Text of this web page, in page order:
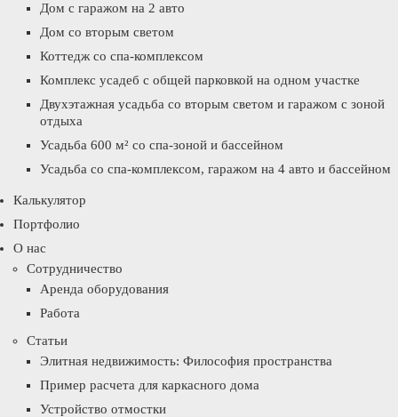
Дом с гаражом на 2 авто
Дом со вторым светом
Коттедж со спа-комплексом
Комплекс усадеб с общей парковкой на одном участке
Двухэтажная усадьба со вторым светом и гаражом с зоной
отдыха
Усадьба 600 м² со спа-зоной и бассейном
Усадьба со спа-комплексом, гаражом на 4 авто и бассейном
Калькулятор
Портфолио
О нас
Сотрудничество
Аренда оборудования
Работа
Статьи
Элитная недвижимость: Философия пространства
Пример расчета для каркасного дома
Устройство отмостки